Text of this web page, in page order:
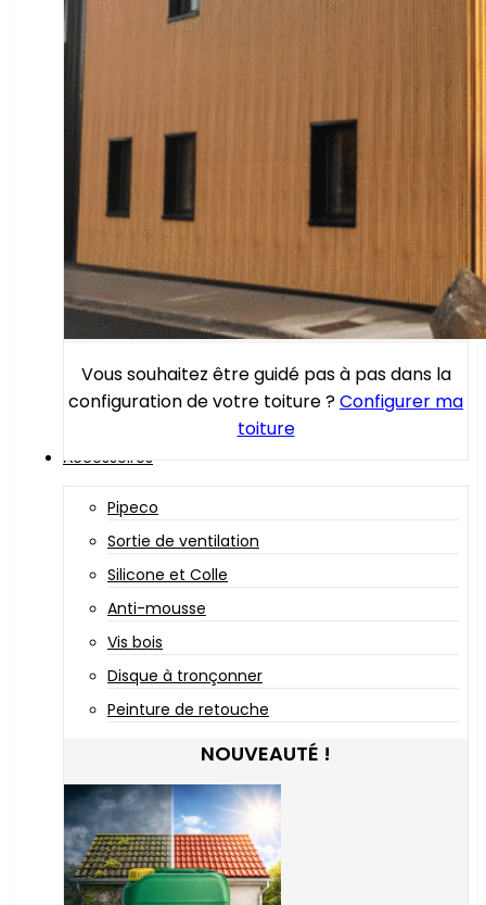
Vous souhaitez être guidé pas à pas dans la
configuration de votre toiture ?Configurer ma
toiture
Accessoires
Pipeco
Sortie de ventilation
Silicone et Colle
Anti-mousse
Vis bois
Disque à tronçonner
Peinture de retouche
NOUVEAUTÉ !